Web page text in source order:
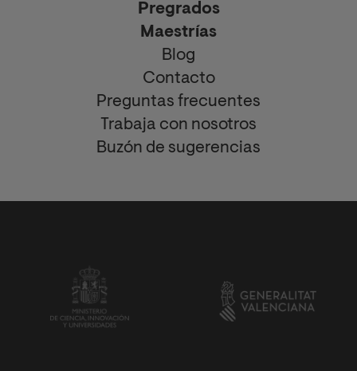
Pregrados
Maestrías
Blog
Contacto
Preguntas frecuentes
Trabaja con nosotros
Buzón de sugerencias